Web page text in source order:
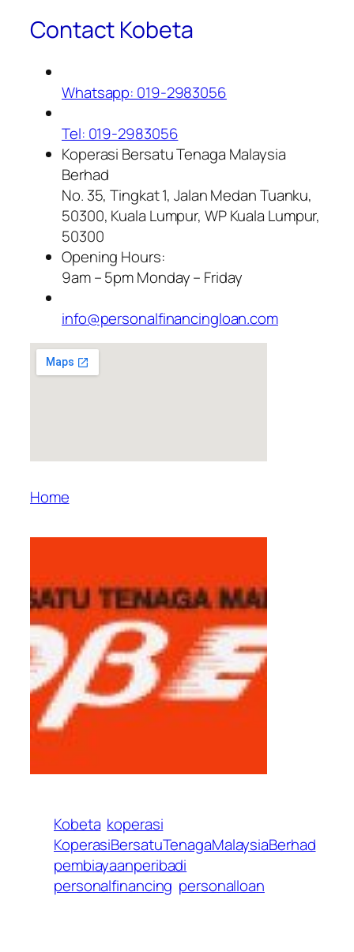
Contact Kobeta
Whatsapp: 019-2983056
Tel: 019-2983056
Koperasi Bersatu Tenaga Malaysia
Berhad
No. 35, Tingkat 1, Jalan Medan Tuanku,
50300, Kuala Lumpur, WP Kuala Lumpur,
50300
Opening Hours:
9am – 5pm Monday – Friday
info@personalfinancingloan.com
Home
Kobeta koperasi
KoperasiBersatuTenagaMalaysiaBerhad
pembiayaanperibadi
personalfinancing personalloan